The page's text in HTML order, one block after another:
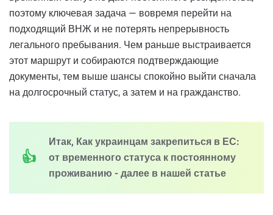
поэтому ключевая задача — вовремя перейти на
подходящий ВНЖ и не потерять непрерывность
легального пребывания. Чем раньше выстраивается
этот маршрут и собираются подтверждающие
документы, тем выше шансы спокойно выйти сначала
на долгосрочный статус, а затем и на гражданство.
Итак, Как украинцам закрепиться в ЕС:
от временного статуса к постоянному
проживанию - далее в нашей статье